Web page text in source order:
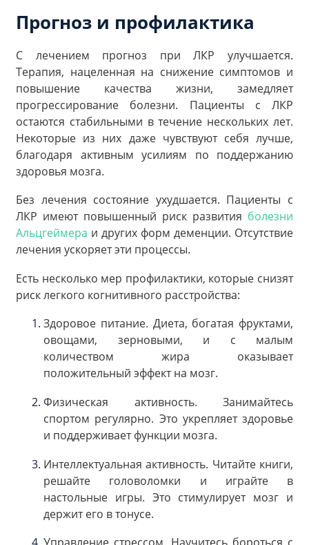
Прогноз и профилактика
С лечением прогноз при ЛКР улучшается.
Терапия, нацеленная на снижение симптомов и
повышение качества жизни, замедляет
прогрессирование болезни. Пациенты с ЛКР
остаются стабильными в течение нескольких лет.
Некоторые из них даже чувствуют себя лучше,
благодаря активным усилиям по поддержанию
здоровья мозга.
Без лечения состояние ухудшается. Пациенты с
ЛКР имеют повышенный риск развития болезни
Альцгеймера и других форм деменции. Отсутствие
лечения ускоряет эти процессы.
Есть несколько мер профилактики, которые снизят
риск легкого когнитивного расстройства:
Здоровое питание. Диета, богатая фруктами,
овощами, зерновыми, и с малым
количеством жира оказывает
положительный эффект на мозг.
Физическая активность. Занимайтесь
спортом регулярно. Это укрепляет здоровье
и поддерживает функции мозга.
Интеллектуальная активность. Читайте книги,
решайте головоломки и играйте в
настольные игры. Это стимулирует мозг и
держит его в тонусе.